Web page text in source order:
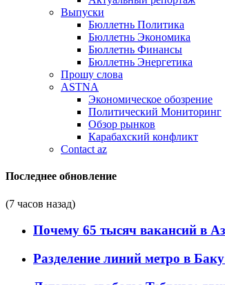
Выпуски
Бюллетнь Политика
Бюллетнь Экономика
Бюллетнь Финансы
Бюллетнь Энергетика
Прошу слова
ASTNA
Экономическое обозрение
Политический Мониторинг
Обзор рынков
Карабахский конфликт
Contact az
Последнее обновление
(7 часов назад)
Почему 65 тысяч вакансий в
Разделение линий метро в